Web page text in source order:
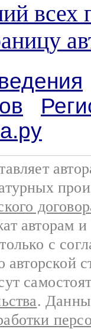
всех
авторам
с
авторской
.